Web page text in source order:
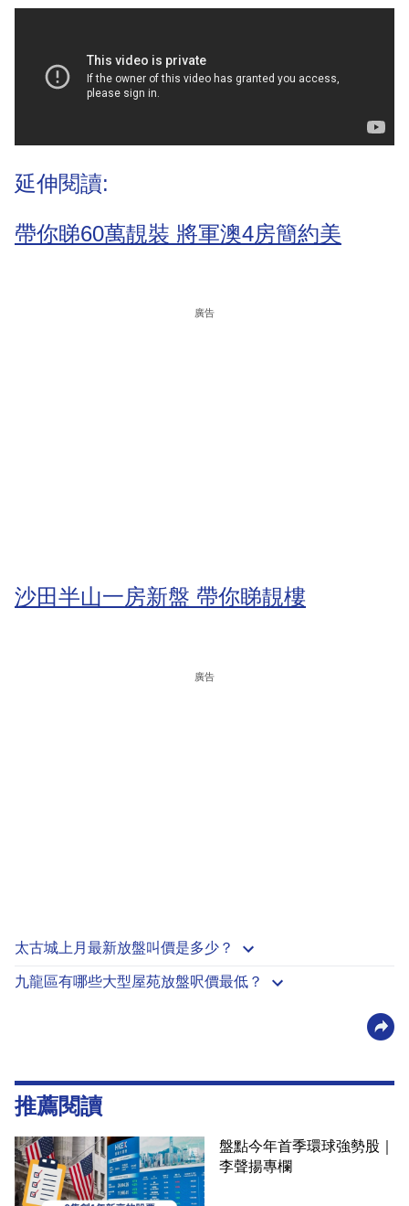
延伸閱讀:
帶你睇60萬靚裝 將軍澳4房簡約美
廣告
沙田半山一房新盤 帶你睇靚樓
廣告
太古城上月最新放盤叫價是多少？
九龍區有哪些大型屋苑放盤呎價最低？
推薦閱讀
盤點今年首季環球強勢股｜
李聲揚專欄